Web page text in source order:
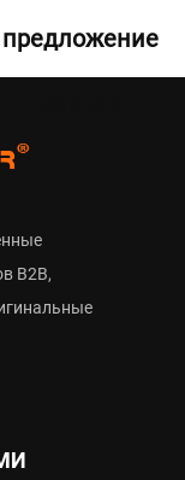
предложение
B2B,